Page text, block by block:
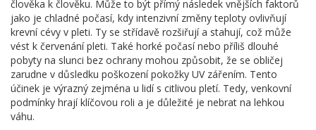
člověka k člověku. Může to být přímý následek vnějších faktorů
jako je chladné počasí, kdy intenzivní změny teploty ovlivňují
krevní cévy v pleti. Ty se střídavě rozšiřují a stahují, což může
vést k červenání pleti. Také horké počasí nebo příliš dlouhé
pobyty na slunci bez ochrany mohou způsobit, že se obličej
zarudne v důsledku poškození pokožky UV zářením. Tento
účinek je výrazný zejména u lidí s citlivou pletí. Tedy, venkovní
podmínky hrají klíčovou roli a je důležité je nebrat na lehkou
váhu.